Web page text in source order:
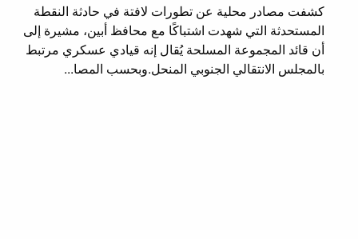
كشفت مصادر محلية عن تطورات لافتة في حادثة النقطة
المستحدثة التي شهدت اشتباكًا مع محافظ أبين، مشيرة إلى
أن قائد المجموعة المسلحة يُقال إنه قيادي عسكري مرتبط
بالمجلس الانتقالي الجنوبي المنحل.وبحسب المصا...